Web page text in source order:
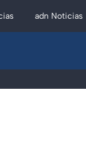
adn Noticias